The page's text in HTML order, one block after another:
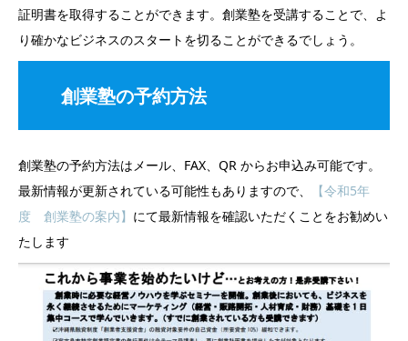
証明書を取得することができます。創業塾を受講することで、よ
り確かなビジネスのスタートを切ることができるでしょう。
創業塾の予約方法
創業塾の予約方法はメール、FAX、QR からお申込み可能です。
最新情報が更新されている可能性もありますので、
【令和5年
度 創業塾の案内】 にて最新情報を確認いただくことをお勧めい
たします